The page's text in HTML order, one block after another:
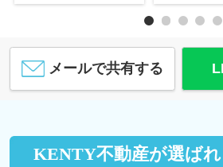
メールで共有する
KENTY不動産が選ばれ